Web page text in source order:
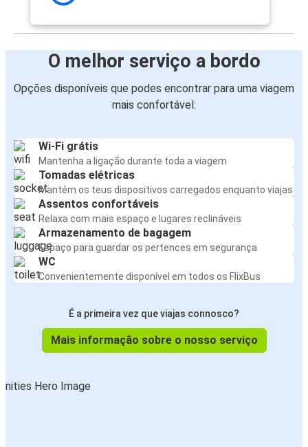
O melhor serviço a bordo
Opções disponíveis que podes encontrar para uma viagem
mais confortável:
Wi-Fi grátis
Mantenha a ligação durante toda a viagem
Tomadas elétricas
Mantém os teus dispositivos carregados enquanto viajas
Assentos confortáveis
Relaxa com mais espaço e lugares reclináveis
Armazenamento de bagagem
Espaço para guardar os pertences em segurança
WC
Convenientemente disponível em todos os FlixBus
É a primeira vez que viajas connosco?
Mais informação sobre o nosso serviço